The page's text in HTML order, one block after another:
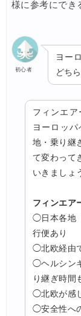
様に参考にでき
初心者
ヨー
どち
フィンエ
ヨーロッ
地・乗り継
て変わって
いきましょ
フィンエア
◯日本各地
行便あり
◯北欧経由
◯ヘルシン
り継ぎ時間
◯北欧が感
◯安全性へ